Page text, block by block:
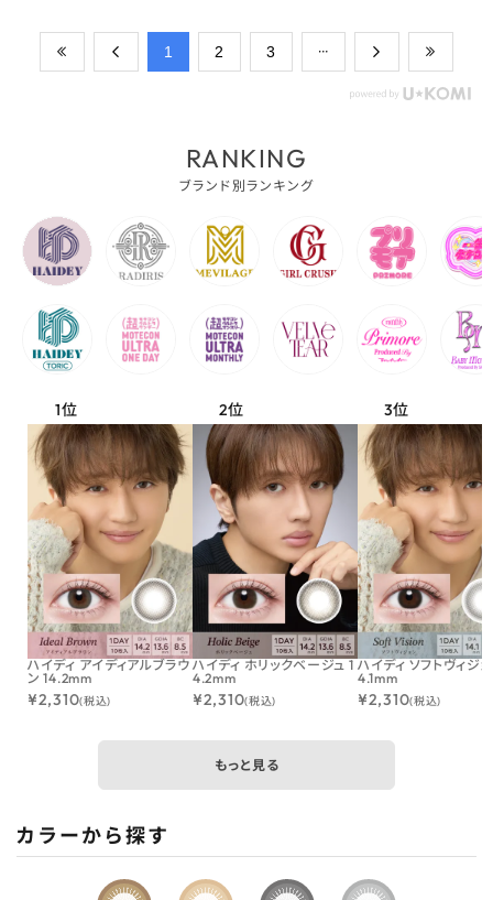
​1 ​2 ​3
RANKING
ブランド別ランキング
ハイディ アイディアルブラウ
ン 14.2mm
¥2,310(税込)
ハイディ ホリックベージュ 1
4.2mm
¥2,310(税込)
ハイディ ソフトヴィジ
4.1mm
¥2,310(税込)
もっと見る
カラーから探す